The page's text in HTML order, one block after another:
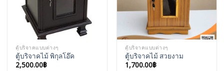
ตู้บริจาคแบบต่างๆ
ตู้บริจาคไม้ พิกุลโอ๊ค
2,500.00฿
ตู้บริจาคแบบต่างๆ
ตู้บริจาคไม้ สวยงาม
1,700.00฿